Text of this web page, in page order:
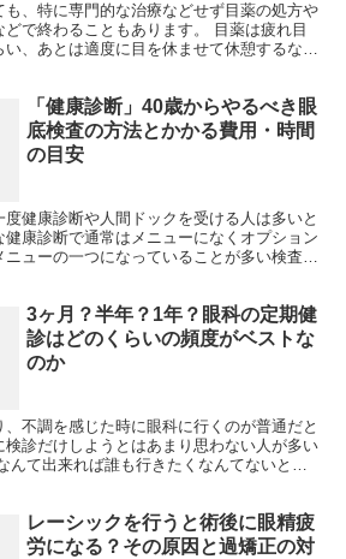
も、特に専門的な治療などせず目薬の処方や
どで終わることもあります。 目薬は疲れ目
、あとは適度に目を休ませて休憩するな
「健康診断」40歳からやるべき眼
底検査の方法とかかる費用・時間
の目安
健康診断や人間ドックを受ける人は多いと
康診断で通常はメニューになくオプション
ューの一つになっていることが多い検査が
3ヶ月？半年？1年？眼科の定期健
診はどのくらいの頻度がベストな
のか
不調を感じた時に眼科に行くのが普通だと
診だけしようとはあまり思わない人が多い
んて出来れば誰も行きたくなんてないとこ
レーシックを行うと術後に眼精疲
労になる？その原因と過矯正の対